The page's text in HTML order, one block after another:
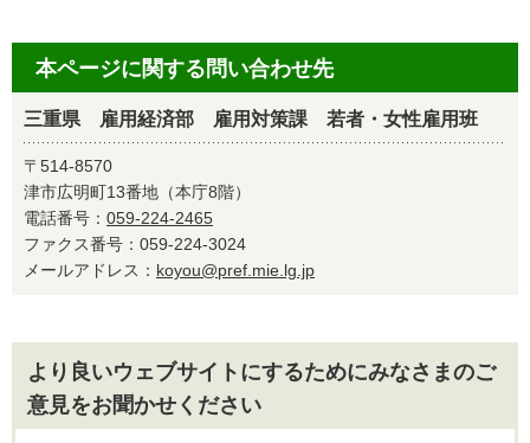
本ページに関する問い合わせ先
三重県 雇用経済部 雇用対策課 若者・女性雇用班
〒514-8570
津市広明町13番地（本庁8階）
電話番号： 059-224-2465
ファクス番号：059-224-3024
メールアドレス： koyou@pref.mie.lg.jp
より良いウェブサイトにするためにみなさまのご
意見をお聞かせください